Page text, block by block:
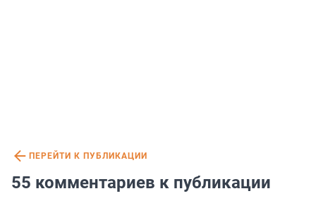
ПЕРЕЙТИ К ПУБЛИКАЦИИ
55 комментариев к публикации